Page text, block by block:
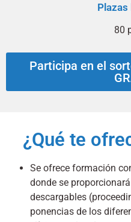
80
Participa en el
¿Qué te
Se ofrece formación
donde se
descargables
ponencias de los